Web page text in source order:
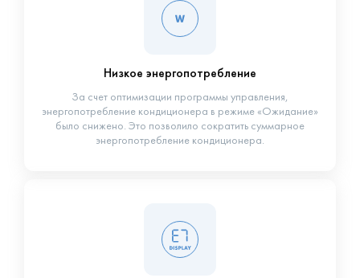
Низкое энергопотребление
За счет оптимизации программы управления,
энергопотребление кондиционера в режиме «Ожидание»
было снижено. Это позволило сократить суммарное
энергопотребление кондиционера.